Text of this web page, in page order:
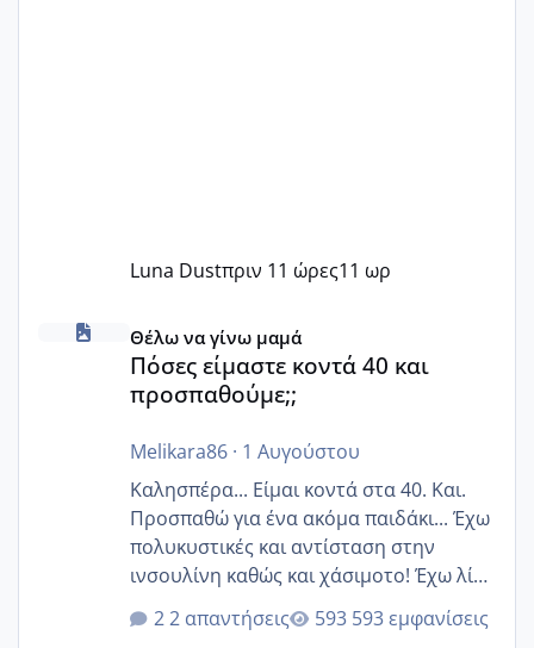
Luna Dustπριν 11 ώρες11 ωρ
Πόσες είμαστε κοντά 40 και προσπαθούμε;;
Θέλω να γίνω μαμά
Πόσες είμαστε κοντά 40 και
προσπαθούμε;;
Melikara86· 1 Αυγούστου
Καλησπέρα... Είμαι κοντά στα 40. Και.
Προσπαθώ για ένα ακόμα παιδάκι... Έχω
πολυκυστικές και αντίσταση στην
ινσουλίνη καθώς και χάσιμοτο! Έχω λίγα
κιλά παραπάνω και όσο κ αν προσπαθώ
δεν χάνω εύκολα! Προσπαθώ για ακόμη
2 απαντήσεις 593 εμφανίσεις